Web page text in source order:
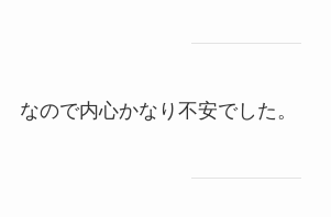
なので内心かなり不安でした。